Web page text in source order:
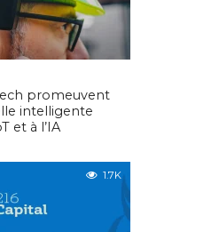
promeuvent
intelligente
et à l’IA
1.7K